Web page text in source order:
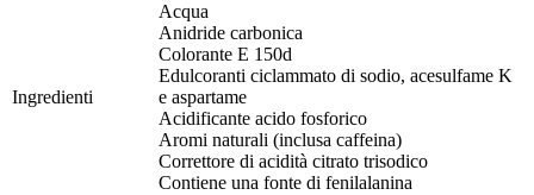
Ingredienti
Acqua
Anidride carbonica
Colorante E 150d
Edulcoranti ciclammato di sodio, acesulfame K
e aspartame
Acidificante acido fosforico
Aromi naturali (inclusa caffeina)
Correttore di acidità citrato trisodico
Contiene una fonte di fenilalanina